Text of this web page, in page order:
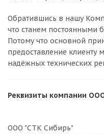
Обратившись в нашу
что станем постоянными
Потому что основной
предоставление клиенту
надёжных технических
Реквизиты компании
ООО "СТК Сибирь"